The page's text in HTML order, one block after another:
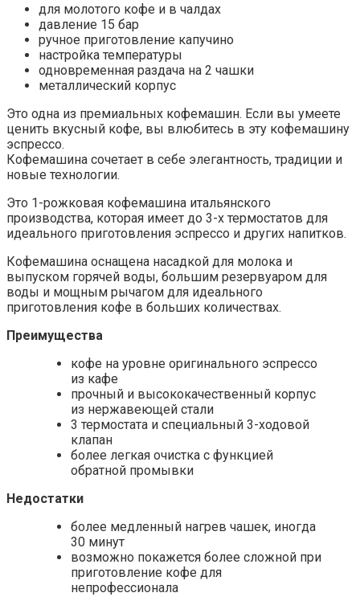
для молотого кофе и в чалдах
давление 15 бар
ручное приготовление капучино
настройка температуры
одновременная раздача на 2 чашки
металлический корпус
Это одна из премиальных кофемашин. Если вы умеете
ценить вкусный кофе, вы влюбитесь в эту кофемашину
эспрессо.
Кофемашина сочетает в себе элегантность, традиции и
новые технологии.
Это 1-рожковая кофемашина итальянского
производства, которая имеет до 3-х термостатов для
идеального приготовления эспрессо и других напитков.
Кофемашина оснащена насадкой для молока и
выпуском горячей воды, большим резервуаром для
воды и мощным рычагом для идеального
приготовления кофе в больших количествах.
Преимущества
кофе на уровне оригинального эспрессо
из кафе
прочный и высококачественный корпус
из нержавеющей стали
3 термостата и специальный 3-ходовой
клапан
более легкая очистка с функцией
обратной промывки
Недостатки
более медленный нагрев чашек, иногда
30 минут
возможно покажется более сложной при
приготовление кофе для
непрофессионала